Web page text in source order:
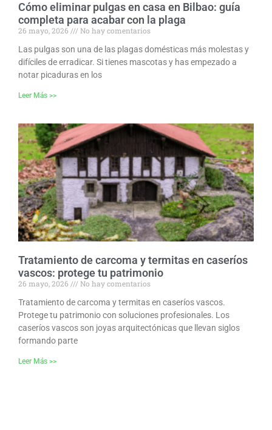
Cómo eliminar pulgas en casa en Bilbao: guía
completa para acabar con la plaga
26 mayo, 2026
No hay comentarios
Las pulgas son una de las plagas domésticas más molestas y
difíciles de erradicar. Si tienes mascotas y has empezado a
notar picaduras en los
Leer Más >>
Tratamiento de carcoma y termitas en caseríos
vascos: protege tu patrimonio
26 mayo, 2026
No hay comentarios
Tratamiento de carcoma y termitas en caseríos vascos.
Protege tu patrimonio con soluciones profesionales. Los
caseríos vascos son joyas arquitectónicas que llevan siglos
formando parte
Leer Más >>